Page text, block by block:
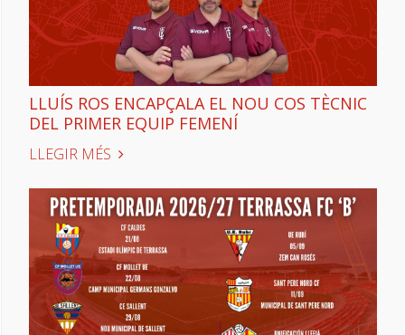
LLUÍS ROS ENCAPÇALA EL NOU COS TÈCNIC
DEL PRIMER EQUIP FEMENÍ
LLEGIR MÉS